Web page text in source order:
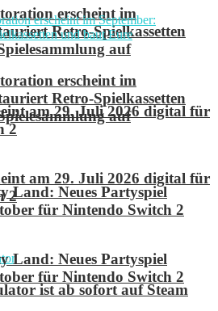
erscheint im
Retro-Spielkassetten
auf
am 29. Juli 2026 digital für
2
Land: Neues Partyspiel
für Nintendo Switch 2
ist ab sofort auf Steam
erscheint im
Retro-Spielkassetten
auf
am 29. Juli 2026 digital für
2
Land: Neues Partyspiel
für Nintendo Switch 2